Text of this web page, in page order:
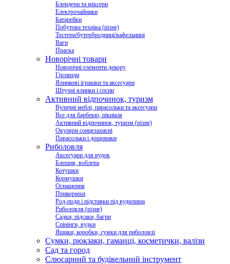
Блендери та міксери
Електрочайники
Батарейки
Побутова техніка (різне)
Тостери/бутербродниці/вафельниці
Ваги
Праска
Новорічні товари
Новорічні елементи декору
Гірлянди
Ялинкові іграшки та аксесуари
Штучні ялинки і сосни
Активний відпочинок, туризм
Вуличні меблі, парасольки та аксесуари
Все для барбекю, пікніків
Активний відпочинок, туризм (різне)
Окуляри сонцезахисні
Парасольки і дощовики
Риболовля
Аксесуари для вудок
Блешня, воблера
Котушки
Кормушки
Оснащення
Прикормки
Род-поди і підставки під вудилища
Риболовля (різне)
Садки, підсаки, багри
Спінінги, вудки
Ящики, коробки, сумки для риболовлі
Сумки, рюкзаки, гаманці, косметички, валізи
Сад та город
Слюсарний та будівельний інструмент